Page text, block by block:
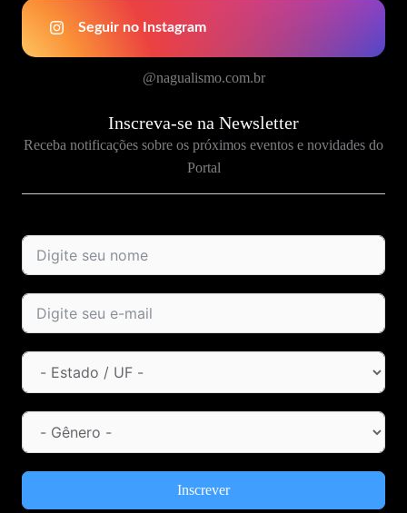
Seguir no Instagram
@nagualismo.com.br
Inscreva-se na Newsletter
Receba notificações sobre os próximos eventos e novidades do
Portal
Inscrever